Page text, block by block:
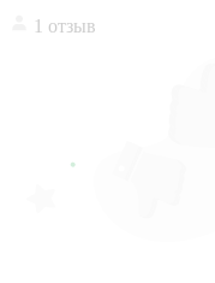
1 отзыв